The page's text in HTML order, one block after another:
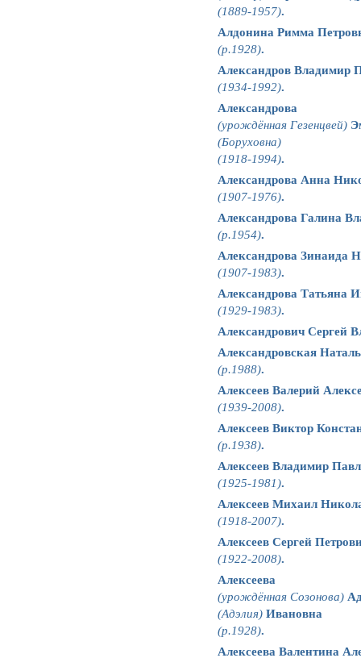
(1889-1957).
Алдонина Римма
(р.1928).
Александров Владимир
(1934-1992).
Александрова
(урождённая Гезенцвей)
(Боруховна)
(1918-1994).
Александрова Анна
(1907-1976).
Александрова Галина
(р.1954).
Александрова Зинаида
(1907-1983).
Александрова Татьяна
(1929-1983).
Александрович Сергей
Александровская
(р.1988).
Алексеев Валерий
(1939-2008).
Алексеев Виктор
(р.1938).
Алексеев Владимир
(1925-1981).
Алексеев Михаил
(1918-2007).
Алексеев Сергей
(1922-2008).
Алексеева
(урождённая Созонова)
(Адэлия) Ивановна
(р.1928).
Алексеева Валентина